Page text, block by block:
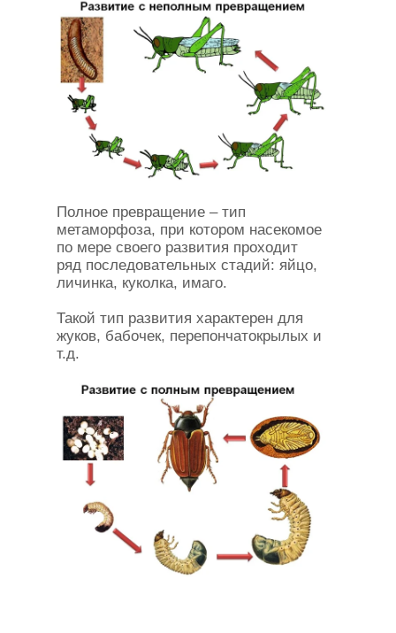
Полное превращение – тип
метаморфоза, при котором насекомое
по мере своего развития проходит
ряд последовательных стадий: яйцо,
личинка, куколка, имаго.
Такой тип развития характерен для
жуков, бабочек, перепончатокрылых и
т.д.